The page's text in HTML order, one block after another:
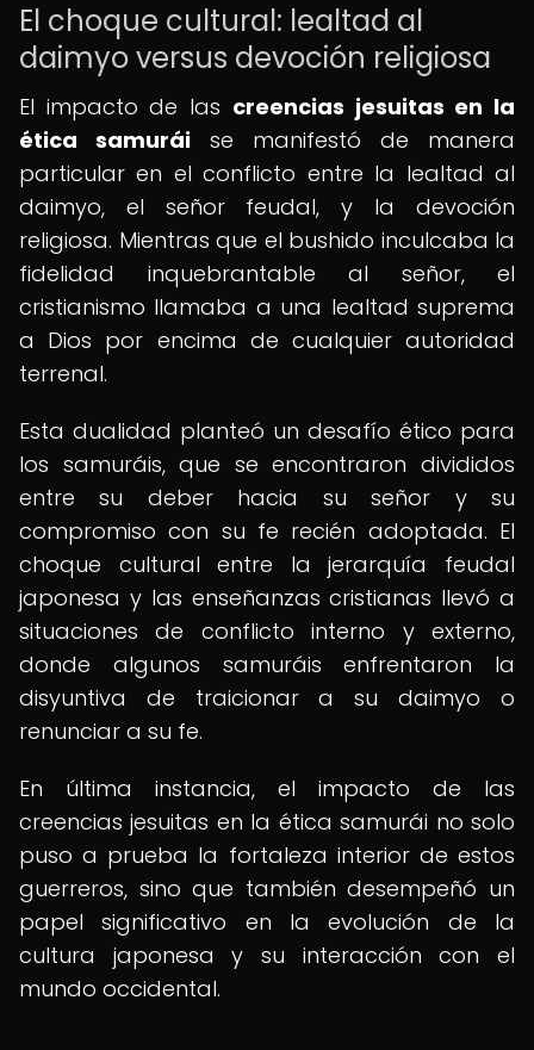
El choque cultural: lealtad al
daimyo versus devoción religiosa
El impacto de las creencias jesuitas en la
ética samurái se manifestó de manera
particular en el conflicto entre la lealtad al
daimyo, el señor feudal, y la devoción
religiosa. Mientras que el bushido inculcaba la
fidelidad inquebrantable al señor, el
cristianismo llamaba a una lealtad suprema
a Dios por encima de cualquier autoridad
terrenal.
Esta dualidad planteó un desafío ético para
los samuráis, que se encontraron divididos
entre su deber hacia su señor y su
compromiso con su fe recién adoptada. El
choque cultural entre la jerarquía feudal
japonesa y las enseñanzas cristianas llevó a
situaciones de conflicto interno y externo,
donde algunos samuráis enfrentaron la
disyuntiva de traicionar a su daimyo o
renunciar a su fe.
En última instancia, el impacto de las
creencias jesuitas en la ética samurái no solo
puso a prueba la fortaleza interior de estos
guerreros, sino que también desempeñó un
papel significativo en la evolución de la
cultura japonesa y su interacción con el
mundo occidental.